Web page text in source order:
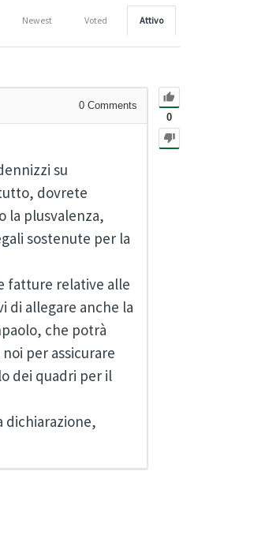
Attivo
Voted
Newest
0
0 Comments
su
dovrete
la plusvalenza,
sostenute per la
fatture relative alle
di allegare anche la
che potrà
per assicurare
dei quadri per il
dichiarazione,